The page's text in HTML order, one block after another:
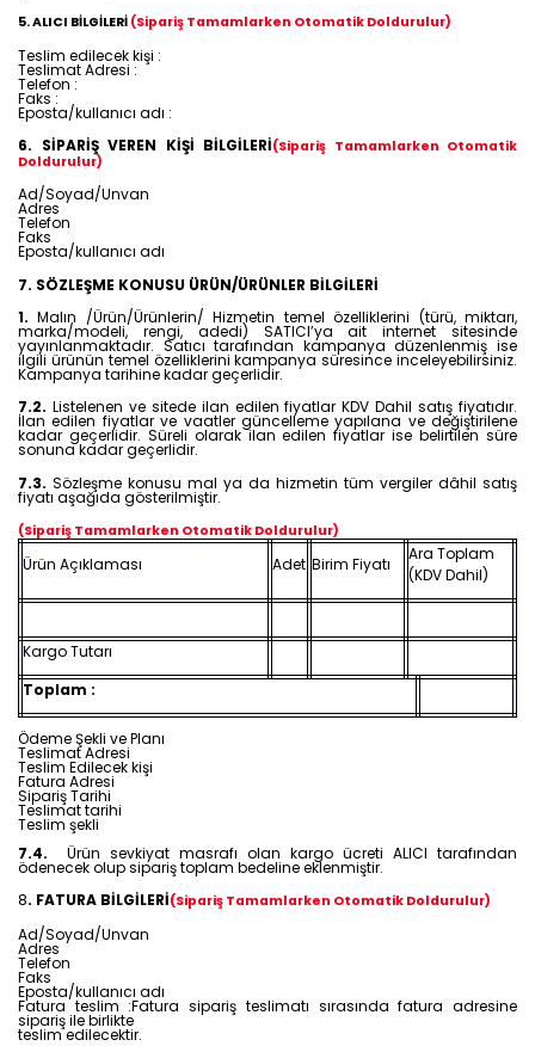
5. ALICI BİLGİLERİ (Sipariş Tamamlarken Otomatik Doldurulur)
Teslim edilecek kişi :
Teslimat Adresi :
Telefon :
Faks :
Eposta/kullanıcı adı :
6. SİPARİŞ VEREN KİŞİ BİLGİLERİ(Sipariş Tamamlarken Otomatik
Doldurulur)
Ad/Soyad/Unvan
Adres
Telefon
Faks
Eposta/kullanıcı adı
7. SÖZLEŞME KONUSU ÜRÜN/ÜRÜNLER BİLGİLERİ
1. Malın /Ürün/Ürünlerin/ Hizmetin temel özelliklerini (türü, miktarı,
marka/modeli, rengi, adedi) SATICI’ya ait internet sitesinde
yayınlanmaktadır. Satıcı tarafından kampanya düzenlenmiş ise
ilgili ürünün temel özelliklerini kampanya süresince inceleyebilirsiniz.
Kampanya tarihine kadar geçerlidir.
7.2. Listelenen ve sitede ilan edilen fiyatlar KDV Dahil satış fiyatıdır.
İlan edilen fiyatlar ve vaatler güncelleme yapılana ve değiştirilene
kadar geçerlidir. Süreli olarak ilan edilen fiyatlar ise belirtilen süre
sonuna kadar geçerlidir.
7.3. Sözleşme konusu mal ya da hizmetin tüm vergiler dâhil satış
fiyatı aşağıda gösterilmiştir.
(Sipariş Tamamlarken Otomatik Doldurulur)
Ürün Açıklaması Adet Birim Fiyatı
Ara Toplam
(KDV Dahil)
Kargo Tutarı
Toplam :
Ödeme Şekli ve Planı
Teslimat Adresi
Teslim Edilecek kişi
Fatura Adresi
Sipariş Tarihi
Teslimat tarihi
Teslim şekli
7.4. Ürün sevkiyat masrafı olan kargo ücreti ALICI tarafından
ödenecek olup sipariş toplam bedeline eklenmiştir.
8. FATURA BİLGİLERİ(Sipariş Tamamlarken Otomatik Doldurulur)
Ad/Soyad/Unvan
Adres
Telefon
Faks
Eposta/kullanıcı adı
Fatura teslim :Fatura sipariş teslimatı sırasında fatura adresine
sipariş ile birlikte
teslim edilecektir.